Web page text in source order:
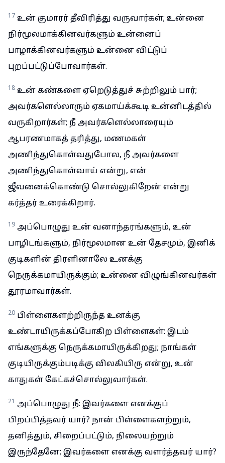
17 உன் குமாரர் தீவிரித்து வருவார்கள்; உன்னை
நிர்மூலமாக்கினவர்களும் உன்னைப்
பாழாக்கினவர்களும் உன்னை விட்டுப்
புறப்பட்டுப்போவார்கள்.
18 உன் கண்களை ஏறெடுத்துச் சுற்றிலும் பார்;
அவர்களெல்லாரும் ஏகமாய்க்கூடி உன்னிடத்தில்
வருகிறார்கள்; நீ அவர்களெல்லாரையும்
ஆபரணமாகத் தரித்து, மணமகள்
அணிந்துகொள்வதுபோல, நீ அவர்களை
அணிந்துகொள்வாய் என்று, என்
ஜீவனைக்கொண்டு சொல்லுகிறேன் என்று
கர்த்தர் உரைக்கிறார்.
19 அப்பொழுது உன் வனாந்தரங்களும், உன்
பாழிடங்களும், நிர்மூலமான உன் தேசமும், இனிக்
குடிகளின் திரளினாலே உனக்கு
நெருக்கமாயிருக்கும்; உன்னை விழுங்கினவர்கள்
தூரமாவார்கள்.
20 பிள்ளைகளற்றிருந்த உனக்கு
உண்டாயிருக்கப்போகிற பிள்ளைகள்: இடம்
எங்களுக்கு நெருக்கமாயிருக்கிறது; நாங்கள்
குடியிருக்கும்படிக்கு விலகியிரு என்று, உன்
காதுகள் கேட்கச்சொல்லுவார்கள்.
21 அப்பொழுது நீ: இவர்களை எனக்குப்
பிறப்பித்தவர் யார்? நான் பிள்ளைகளற்றும்,
தனித்தும், சிறைப்பட்டும், நிலையற்றும்
இருந்தேனே; இவர்களை எனக்கு வளர்த்தவர் யார்?